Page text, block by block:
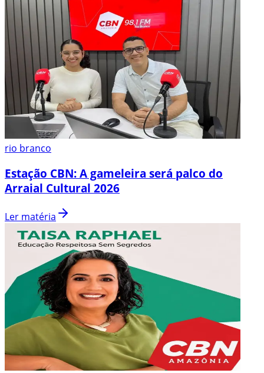
rio branco
Estação CBN: A gameleira será palco do
Arraial Cultural 2026
Ler matéria